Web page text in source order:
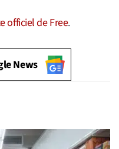
officiel de Free.
News